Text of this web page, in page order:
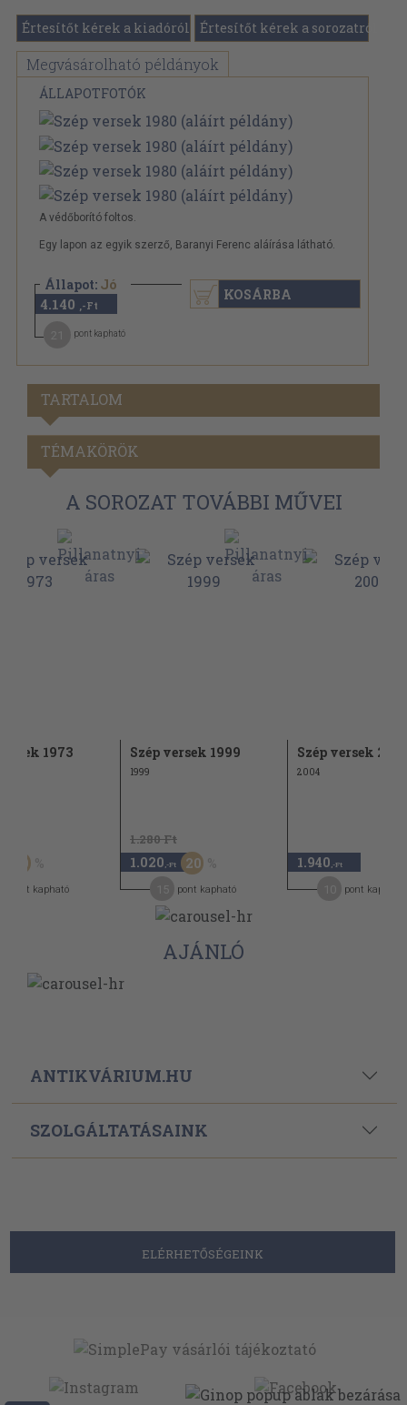
Értesítőt kérek a kiadóról Értesítőt kérek a sorozatról
Megvásárolható példányok
ÁLLAPOTFOTÓK
A védőborító foltos.
Egy lapon az egyik szerző, Baranyi Ferenc aláírása látható.
Állapot: Jó
4.140 ,-Ft
pont kapható
KOSÁRBA
TARTALOM
TÉMAKÖRÖK
A SOROZAT TOVÁBBI MŰVEI
1973
50
pont kapható
Szép versek 1999
1999
1.280 Ft
1.020 ,-Ft 20
pont kapható
Szép versek
2004
1.940 ,-Ft
pont kapható
AJÁNLÓ
ANTIKVÁRIUM.HU
SZOLGÁLTATÁSAINK
ELÉRHETŐSÉGEINK